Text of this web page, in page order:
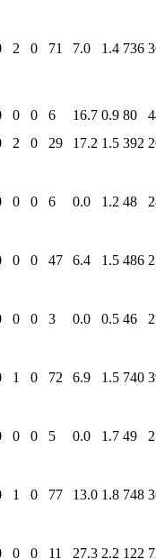
2 0 71 7.0 1.4 736
0 0 6 16.7 0.9 80
2 0 29 17.2 1.5 392
0 0 6 0.0 1.2 48
0 0 47 6.4 1.5 486
0 0 3 0.0 0.5 46
1 0 72 6.9 1.5 740
0 0 5 0.0 1.7 49
1 0 77 13.0 1.8 748
0 0 11 27.3 2.2 122